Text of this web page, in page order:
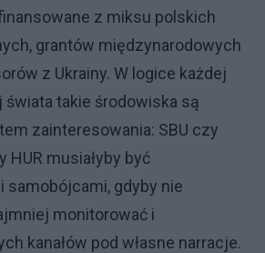
z miksu polskich
grantów międzynarodowych
z Ukrainy. W logice każdej
świata takie środowiska są
zainteresowania: SBU czy
musiałyby być
gdyby nie
monitorować i
kanałów pod własne narracje.